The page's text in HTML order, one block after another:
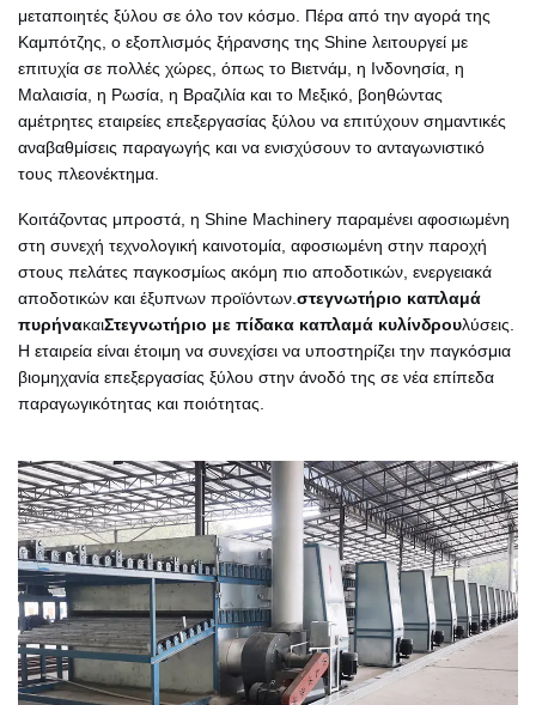
μεταποιητές ξύλου σε όλο τον κόσμο. Πέρα από την αγορά της
Καμπότζης, ο εξοπλισμός ξήρανσης της Shine λειτουργεί με
επιτυχία σε πολλές χώρες, όπως το Βιετνάμ, η Ινδονησία, η
Μαλαισία, η Ρωσία, η Βραζιλία και το Μεξικό, βοηθώντας
αμέτρητες εταιρείες επεξεργασίας ξύλου να επιτύχουν σημαντικές
αναβαθμίσεις παραγωγής και να ενισχύσουν το ανταγωνιστικό
τους πλεονέκτημα.
Κοιτάζοντας μπροστά, η Shine Machinery παραμένει αφοσιωμένη
στη συνεχή τεχνολογική καινοτομία, αφοσιωμένη στην παροχή
στους πελάτες παγκοσμίως ακόμη πιο αποδοτικών, ενεργειακά
αποδοτικών και έξυπνων προϊόντων. στεγνωτήριο καπλαμά
πυρήνακαιΣτεγνωτήριο με πίδακα καπλαμά κυλίνδρουλύσεις.
Η εταιρεία είναι έτοιμη να συνεχίσει να υποστηρίζει την παγκόσμια
βιομηχανία επεξεργασίας ξύλου στην άνοδό της σε νέα επίπεδα
παραγωγικότητας και ποιότητας.